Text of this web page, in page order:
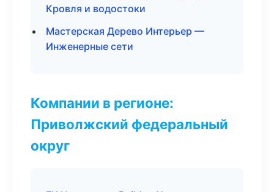
Кровля и водостоки
Мастерская Дерево Интерьер —
Инженерные сети
Компании в регионе:
Приволжский федеральный
округ